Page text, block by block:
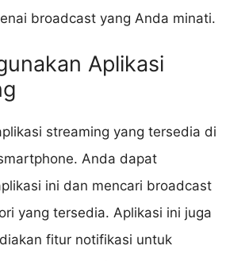
broadcast yang Anda minati.
Aplikasi
streaming yang tersedia di
Anda dapat
ini dan mencari broadcast
yang tersedia. Aplikasi ini juga
fitur notifikasi untuk